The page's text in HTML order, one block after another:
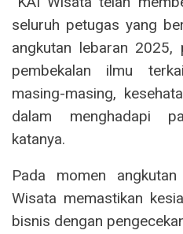
seluruh petugas yang
angkutan lebaran
pembekalan ilmu
masing-masing,
dalam menghadapi
katanya.
Pada momen
Wisata memastikan
bisnis dengan